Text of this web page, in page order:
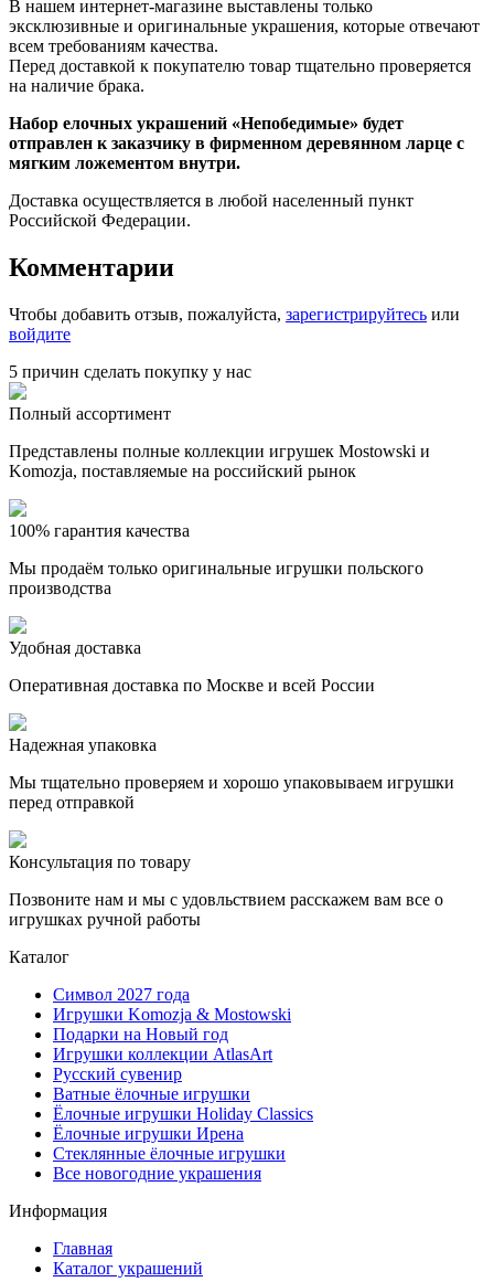
В нашем интернет-магазине выставлены только
эксклюзивные и оригинальные украшения, которые отвечают
всем требованиям качества.
Перед доставкой к покупателю товар тщательно проверяется
на наличие брака.
Набор елочных украшений «Непобедимые» будет
отправлен к заказчику в фирменном деревянном ларце с
мягким ложементом внутри.
Доставка осуществляется в любой населенный пункт
Российской Федерации.
Комментарии
Чтобы добавить отзыв, пожалуйста, зарегистрируйтесь или
войдите
5 причин сделать покупку у нас
Полный ассортимент
Представлены полные коллекции игрушек Mostowski и
Komozja, поставляемые на российский рынок
100% гарантия качества
Мы продаём только оригинальные игрушки польского
производства
Удобная доставка
Оперативная доставка по Москве и всей России
Надежная упаковка
Мы тщательно проверяем и хорошо упаковываем игрушки
перед отправкой
Консультация по товару
Позвоните нам и мы с удовльствием расскажем вам все о
игрушках ручной работы
Каталог
Символ 2027 года
Игрушки Komozja & Mostowski
Подарки на Новый год
Игрушки коллекции AtlasArt
Русский сувенир
Ватные ёлочные игрушки
Ёлочные игрушки Holiday Classics
Ëлочные игрушки Ирена
Стеклянные ёлочные игрушки
Все новогодние украшения
Информация
Главная
Каталог украшений